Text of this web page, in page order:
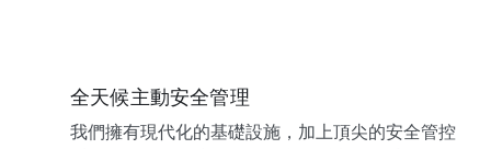
全天候主動安全管理
我們擁有現代化的基礎設施，加上頂尖的安全管控